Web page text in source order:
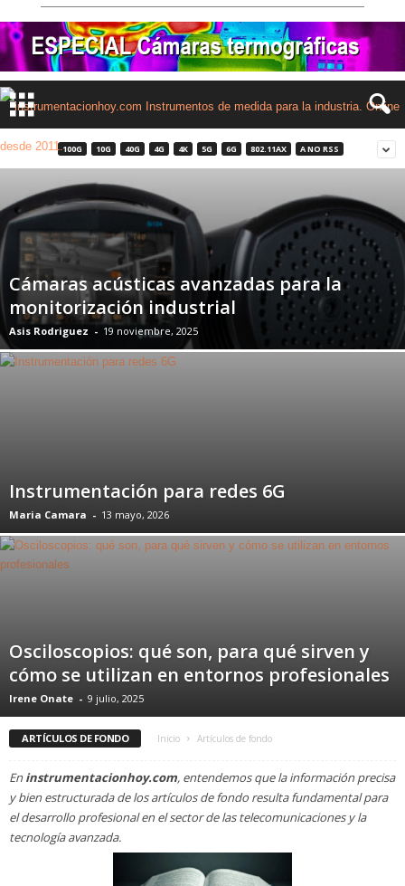
100G 10G 40G 4G 4K 5G 6G 802.11AX A NO RSS
Cámaras acústicas avanzadas para la
monitorización industrial
Asis Rodriguez - 19 noviembre, 2025
Instrumentación para redes 6G
Maria Camara - 13 mayo, 2026
Osciloscopios: qué son, para qué sirven y
cómo se utilizan en entornos profesionales
Irene Onate - 9 julio, 2025
ARTÍCULOS DE FONDO Inicio Artículos de fondo
Eninstrumentacionhoy.com, entendemos que la información precisa
y bien estructurada de los artículos de fondo resulta fundamental para
el desarrollo profesional en el sector de las telecomunicaciones y la
tecnología avanzada.